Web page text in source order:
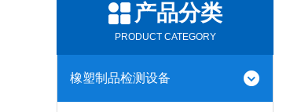
产品分类
PRODUCT CATEGORY
橡塑制品检测设备